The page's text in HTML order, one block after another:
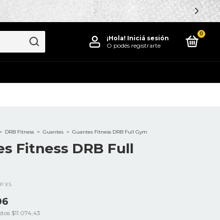
¡Hola! Iniciá sesión
O podés registrarte
0
> DRB Fitness > Guantes > Guantes Fitness DRB Full Gym
Fitness DRB Full
XS
$11.074,43